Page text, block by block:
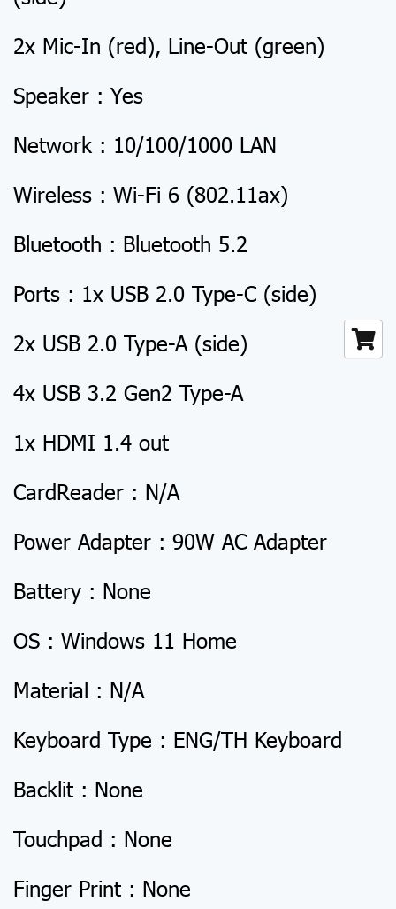
2x Mic-In (red), Line-Out (green)
Speaker : Yes
Network : 10/100/1000 LAN
Wireless : Wi-Fi 6 (802.11ax)
Bluetooth : Bluetooth 5.2
Ports : 1x USB 2.0 Type-C (side)
2x USB 2.0 Type-A (side)
4x USB 3.2 Gen2 Type-A
1x HDMI 1.4 out
CardReader : N/A
Power Adapter : 90W AC Adapter
Battery : None
OS : Windows 11 Home
Material : N/A
Keyboard Type : ENG/TH Keyboard
Backlit : None
Touchpad : None
Finger Print : None